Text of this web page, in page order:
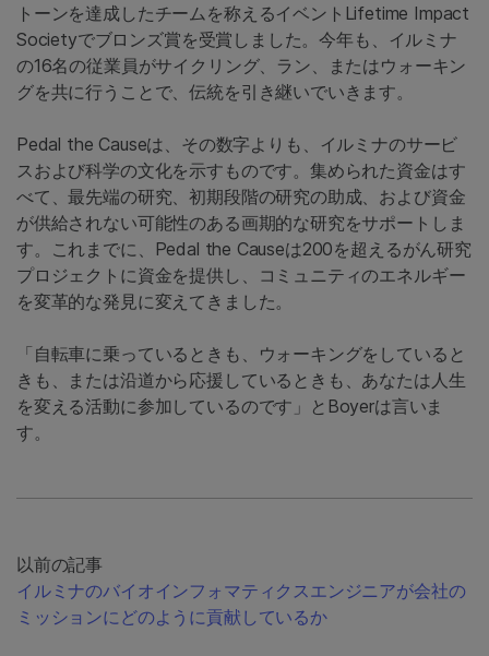
トーンを達成したチームを称えるイベントLifetime Impact
Societyでブロンズ賞を受賞しました。今年も、イルミナ
の16名の従業員がサイクリング、ラン、またはウォーキン
グを共に行うことで、伝統を引き継いでいきます。
Pedal the Causeは、その数字よりも、イルミナのサービ
スおよび科学の文化を示すものです。集められた資金はす
べて、最先端の研究、初期段階の研究の助成、および資金
が供給されない可能性のある画期的な研究をサポートしま
す。これまでに、Pedal the Causeは200を超えるがん研究
プロジェクトに資金を提供し、コミュニティのエネルギー
を変革的な発見に変えてきました。
「自転車に乗っているときも、ウォーキングをしていると
きも、または沿道から応援しているときも、あなたは人生
を変える活動に参加しているのです」とBoyerは言いま
す。
以前の記事
イルミナのバイオインフォマティクスエンジニアが会社の
ミッションにどのように貢献しているか